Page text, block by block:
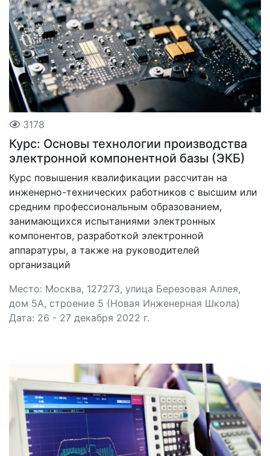
3178
Курс: Основы технологии производства
электронной компонентной базы (ЭКБ)
Курс повышения квалификации рассчитан на
инженерно-технических работников с высшим или
средним профессиональным образованием,
занимающихся испытаниями электронных
компонентов, разработкой электронной
аппаратуры, а также на руководителей
организаций
Место: Москва, 127273, улица Березовая Аллея,
дом 5А, строение 5 (Новая Инженерная Школа)
Дата: 26 - 27 декабря 2022 г.